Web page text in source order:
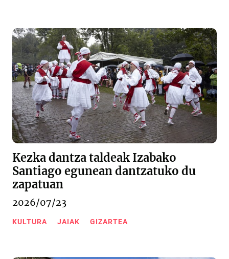
Kezka dantza taldeak Izabako
Santiago egunean dantzatuko du
zapatuan
2026/07/23
KULTURA JAIAK GIZARTEA